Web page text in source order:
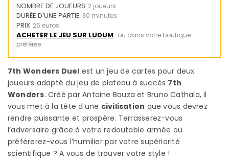
NOMBRE DE JOUEURS 2 joueurs
DURÉE D'UNE PARTIE 30 minutes
PRIX 25 euros
ACHETER LE JEU SUR LUDUM ou dans votre boutique
préférée
7th Wonders Duel est un jeu de cartes pour deux
joueurs adapté du jeu de plateau à succès 7th
Wonders. Créé par Antoine Bauza et Bruno Cathala, il
vous met à la tête d’une civilisation que vous devrez
rendre puissante et prospère. Terrasserez-vous
l’adversaire grâce à votre redoutable armée ou
préférerez-vous l’humilier par votre supériorité
scientifique ? A vous de trouver votre style !